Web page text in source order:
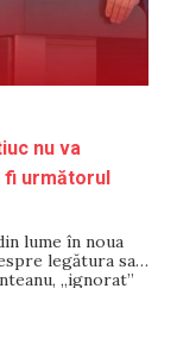
nu va
următorul
lume în noua
legătura sa
„ignorat”
Grosu
Măsurile